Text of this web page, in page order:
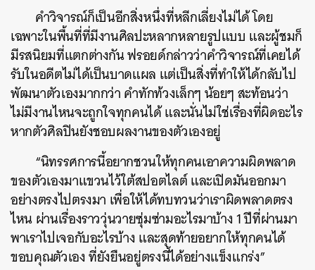
คำวิจารณ์ก็เป็นอีกสิ่งหนึ่งที่หลีกเลี่ยงไม่ได้ โดย
เฉพาะในพื้นที่ที่มีงานศิลปะหลากหลายรูปแบบ และผู้ชมก็
มีรสนิยมที่แตกต่างกัน ฟรอยด์กล่าวว่าคำวิจารณ์ที่เคยได้
รับในอดีตไม่ได้เป็นบาดแผล แต่เป็นสิ่งที่ทำให้ได้กลับไป
พัฒนาตัวเองมากกว่า คำทักท้วงเล็กๆ น้อยๆ สะท้อนว่า
ไม่มีงานไหนจะถูกใจทุกคนได้ และนั่นไม่ใช่เรื่องที่ผิดอะไร
หากตัวศิลปินยังชอบผลงานของตัวเองอยู่
“นิทรรศการนี้อยากชวนให้ทุกคนเอาความผิดพลาด
ของตัวเองมาแขวนไว้ใต้สปอตไลต์ และเปิดมันออกมา
อย่างตรงไปตรงมา เพื่อให้ได้ทบทวนว่าเราผิดพลาดตรง
ไหน ผ่านเรื่องราววุ่นวายซุ่มซ่ามอะไรมาบ้าง 1 ปีที่ผ่านมา
พาเราไปเจอกับอะไรบ้าง และสุดท้ายอยากให้ทุกคนได้
ขอบคุณตัวเอง ที่ยังยืนอยู่ตรงนี้ได้อย่างแข็งแกร่ง”